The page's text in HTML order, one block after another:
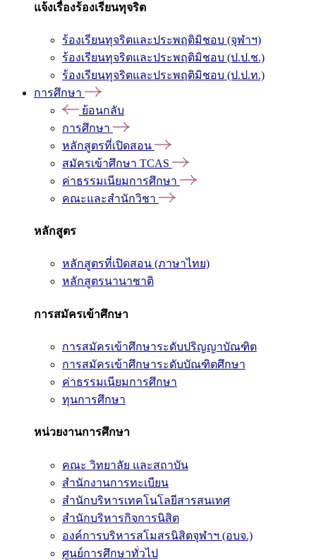
แจ้งเรื่องร้องเรียนทุจริต
ร้องเรียนทุจริตและประพฤติมิชอบ (จุฬาฯ)
ร้องเรียนทุจริตและประพฤติมิชอบ (ป.ป.ช.)
ร้องเรียนทุจริตและประพฤติมิชอบ (ป.ป.ท.)
การศึกษา
ย้อนกลับ
การศึกษา
หลักสูตรที่เปิดสอน
สมัครเข้าศึกษา TCAS
ค่าธรรมเนียมการศึกษา
คณะและสำนักวิชา
หลักสูตร
หลักสูตรที่เปิดสอน (ภาษาไทย)
หลักสูตรนานาชาติ
การสมัครเข้าศึกษา
การสมัครเข้าศึกษาระดับปริญญาบัณฑิต
การสมัครเข้าศึกษาระดับบัณฑิตศึกษา
ค่าธรรมเนียมการศึกษา
ทุนการศึกษา
หน่วยงานการศึกษา
คณะ วิทยาลัย และสถาบัน
สำนักงานการทะเบียน
สำนักบริหารเทคโนโลยีสารสนเทศ
สำนักบริหารกิจการนิสิต
องค์การบริหารสโมสรนิสิตจุฬาฯ (อบจ.)
ศูนย์การศึกษาทั่วไป